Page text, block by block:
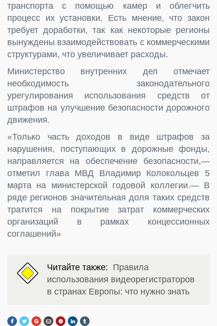
транспорта с помощью камер и облегчить
процесс их установки. Есть мнение, что закон
требует доработки, так как некоторые регионы
вынуждены взаимодействовать с коммерческими
структурами, что увеличивает расходы.
Министерство внутренних дел отмечает
необходимость законодательного
урегулирования использования средств от
штрафов на улучшение безопасности дорожного
движения.
«Только часть доходов в виде штрафов за
нарушения, поступающих в дорожные фонды,
направляется на обеспечение безопасности,—
отметил глава МВД Владимир Колокольцев 5
марта на министерской годовой коллегии.— В
ряде регионов значительная доля таких средств
тратится на покрытие затрат коммерческих
организаций в рамках концессионных
соглашений»
Читайте также: Правила
использования видеорегистраторов
в странах Европы: что нужно знать